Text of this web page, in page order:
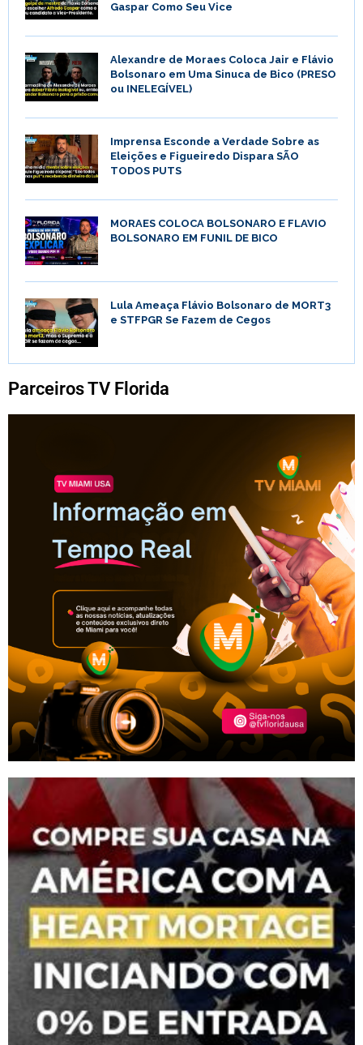
Gaspar Como Seu Vice
Alexandre de Moraes Coloca Jair e Flávio
Bolsonaro em Uma Sinuca de Bico (PRESO
ou INELEGÍVEL)
Imprensa Esconde a Verdade Sobre as
Eleições e Figueiredo Dispara SÃO
TODOS PUTS
MORAES COLOCA BOLSONARO E FLAVIO
BOLSONARO EM FUNIL DE BICO
Lula Ameaça Flávio Bolsonaro de MORT3
e STFPGR Se Fazem de Cegos
Parceiros TV Florida